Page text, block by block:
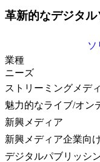
革新的なデジタ
ソ
業種
ニーズ
ストリーミングメデ
魅力的なライブ/オン
新興メディア
新興メディア企業向
デジタルパブリッシ